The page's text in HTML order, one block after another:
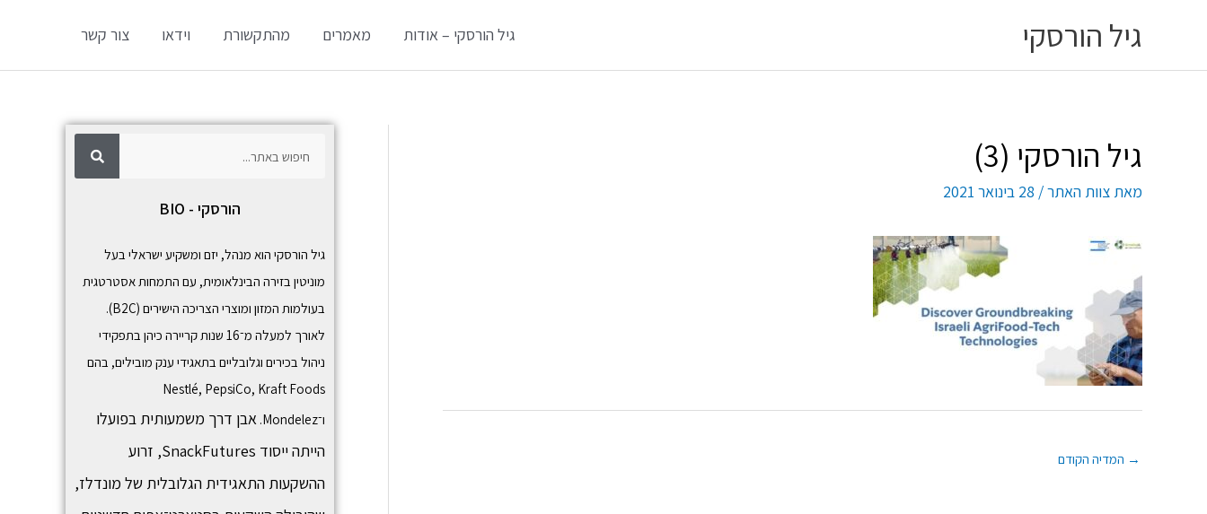
גיל הורסקי גיל הורסקי – אודות מאמרים מהתקשורת וידאו צור קשר
גיל הורסקי (3)
מאת צוות האתר/ 28 בינואר 2021
→ המדיה הקודם
ש
ח
י
ו
הורסקי - BIO
גיל הורסקי הוא מנהל, יזם ומשקיע ישראלי בעל
מוניטין בזירה הבינלאומית, עם התמחות אסטרטגית
בעולמות המזון ומוצרי הצריכה הישירים (B2C).
לאורך למעלה מ־16 שנות קריירה כיהן בתפקידי
ניהול בכירים וגלובליים בתאגידי ענק מובילים, בהם
Nestlé, PepsiCo, Kraft Foods
ו־Mondelez
. אבן דרך משמעותית בפועלו
הייתה ייסוד SnackFutures, זרוע
ההשקעות התאגידית הגלובלית של מונדלז,